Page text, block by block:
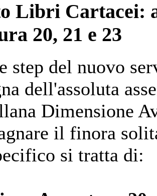
Libri Cartacei:
20, 21 e 23
step del nuovo
dell'assoluta
Dimensione
il finora
si tratta di: